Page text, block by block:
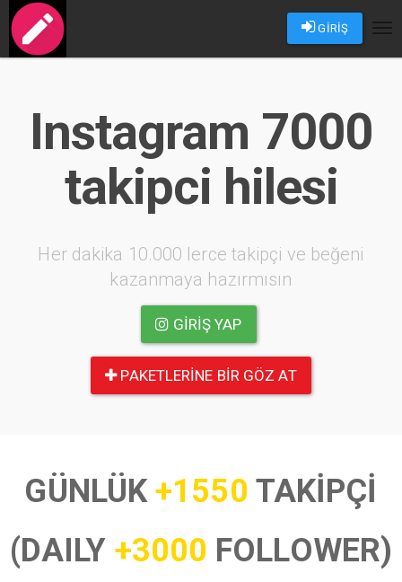
GİRİŞ
Instagram 7000
takipci hilesi
Her dakika 10.000 lerce takipçi ve beğeni
kazanmaya hazırmısın
GIRIŞ YAP
PAKETLERINE BIR GÖZ AT
GÜNLÜK+1550 TAKİPÇİ
(DAILY +3000 FOLLOWER)